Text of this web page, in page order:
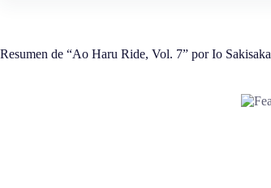
Resumen de “Ao Haru Ride, Vol. 7” por Io Sakisaka